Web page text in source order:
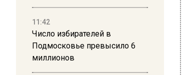
11:42
Число избирателей в
Подмосковье превысило 6
миллионов